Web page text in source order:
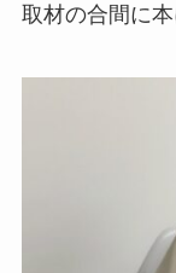
取材の合間に